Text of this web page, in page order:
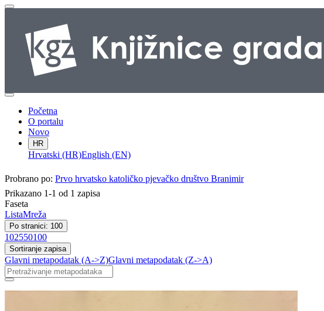
Početna
O portalu
Novo
HR
Hrvatski (HR)English (EN)
Probrano po: Prvo hrvatsko katoličko pjevačko društvo Branimir
Prikazano 1-1 od 1 zapisa
Faseta
ListaMreža
Po stranici: 100
102550100
Sortiranje zapisa
Glavni metapodatak (A->Z)Glavni metapodatak (Z->A)